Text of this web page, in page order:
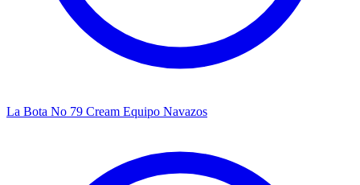
La Bota No 79 Cream Equipo Navazos